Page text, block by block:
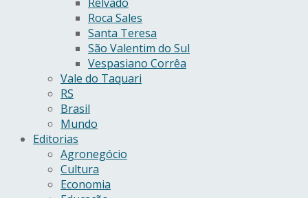
Roca Sales
Santa Teresa
São Valentim do Sul
Vespasiano Corrêa
Vale do Taquari
RS
Brasil
Mundo
Editorias
Agronegócio
Cultura
Economia